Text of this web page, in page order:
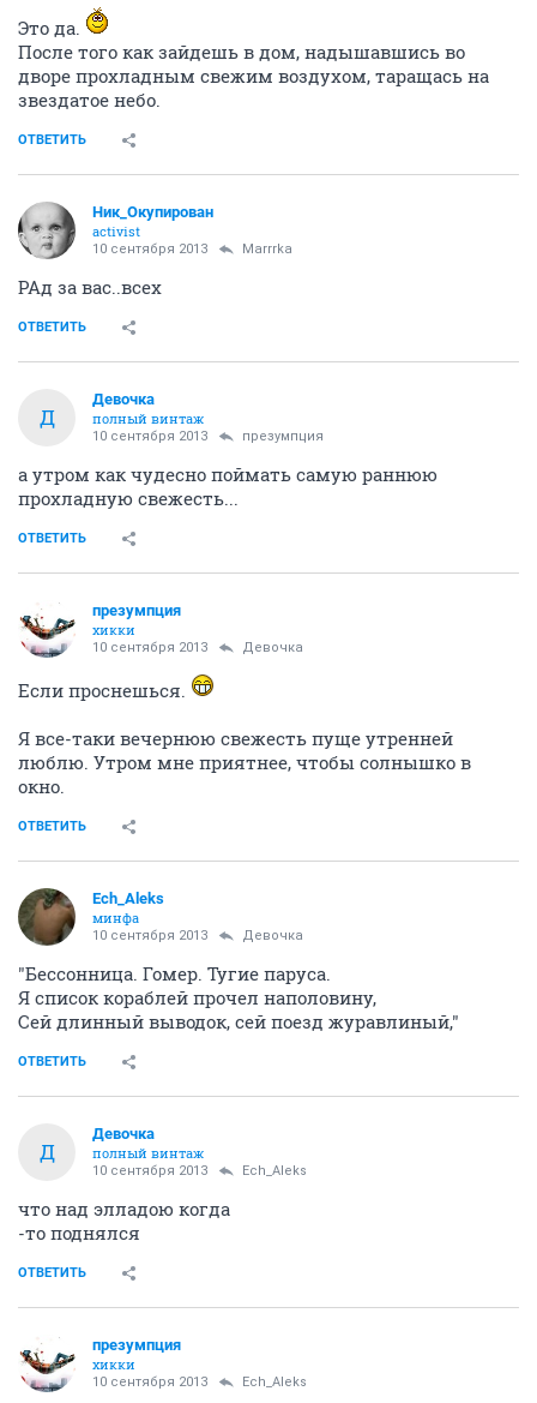
Это да.
После того как зайдешь в дом, надышавшись во
дворе прохладным свежим воздухом, таращась на
звездатое небо.
ОТВЕТИТЬ
Ник_Окупирован
activist
10 сентября 2013 Marrrka
РАд за вас..всех
ОТВЕТИТЬ
Д
Девочка
полный винтаж
10 сентября 2013 презумпция
а утром как чудесно поймать самую раннюю
прохладную свежесть...
ОТВЕТИТЬ
презумпция
хикки
10 сентября 2013 Девочка
Если проснешься.
Я все-таки вечернюю свежесть пуще утренней
люблю. Утром мне приятнее, чтобы солнышко в
окно.
ОТВЕТИТЬ
Ech_Aleks
минфа
10 сентября 2013 Девочка
"Бессонница. Гомер. Тугие паруса.
Я список кораблей прочел наполовину,
Сей длинный выводок, сей поезд журавлиный,"
ОТВЕТИТЬ
Д
Девочка
полный винтаж
10 сентября 2013 Ech_Aleks
что над элладою когда
-то поднялся
ОТВЕТИТЬ
презумпция
хикки
10 сентября 2013 Ech_Aleks